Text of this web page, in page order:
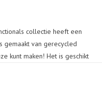
collectie heeft een
gemaakt van gerecycled
kunt maken! Het is geschikt
zijkanten en in de nek